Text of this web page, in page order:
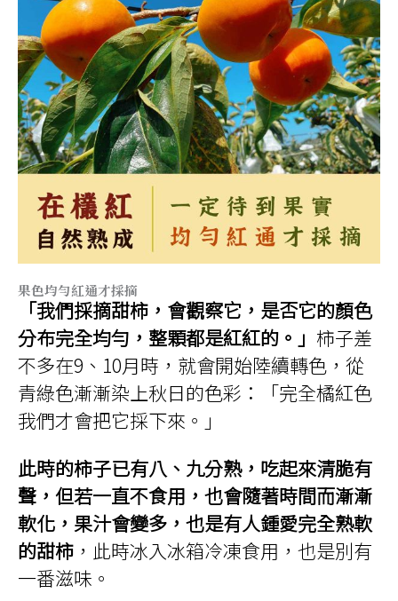
果色均勻紅通才採摘
「我們採摘甜柿，會觀察它，是否它的顏色
分布完全均勻，整顆都是紅紅的。」 柿子差
不多在9、10月時，就會開始陸續轉色，從
青綠色漸漸染上秋日的色彩：「完全橘紅色
我們才會把它採下來。」
此時的柿子已有八、九分熟，吃起來清脆有
聲，但若一直不食用，也會隨著時間而漸漸
軟化，果汁會變多，也是有人鍾愛完全熟軟
的甜柿 ，此時冰入冰箱冷凍食用，也是別有
一番滋味。